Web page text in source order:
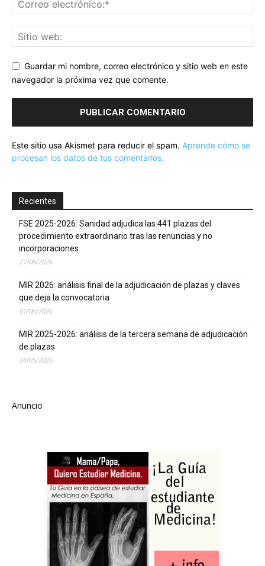
Guardar mi nombre, correo electrónico y sitio web en este
navegador la próxima vez que comente.
Este sitio usa Akismet para reducir el spam. Aprende cómo se
procesan los datos de tus comentarios.
Recientes
FSE 2025-2026: Sanidad adjudica las 441 plazas del
procedimiento extraordinario tras las renuncias y no
incorporaciones
27/06/2026
MIR 2026: análisis final de la adjudicación de plazas y claves
que deja la convocatoria
01/06/2026
MIR 2025-2026: análisis de la tercera semana de adjudicación
de plazas
24/05/2026
Anuncio